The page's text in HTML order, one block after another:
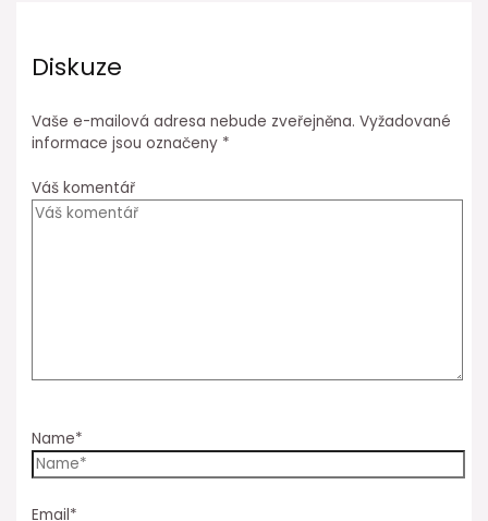
Diskuze
Vaše e-mailová adresa nebude zveřejněna. Vyžadované
informace jsou označeny *
Váš komentář
Name*
Email*